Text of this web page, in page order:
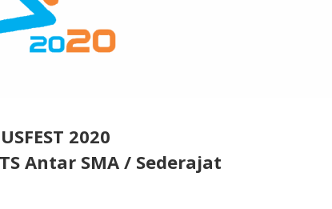
2020
Antar SMA / Sederajat